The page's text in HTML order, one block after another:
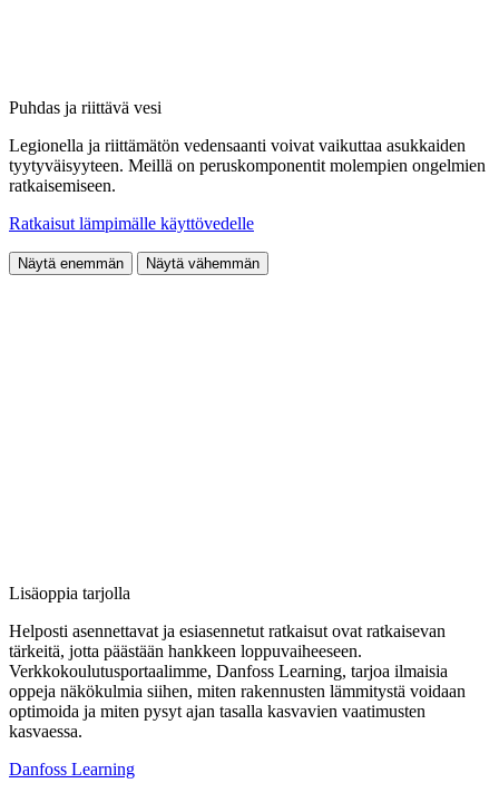
Puhdas ja riittävä vesi
Legionella ja riittämätön vedensaanti voivat vaikuttaa asukkaiden
tyytyväisyyteen. Meillä on peruskomponentit molempien ongelmien
ratkaisemiseen.
Ratkaisut lämpimälle käyttövedelle
Näytä enemmän Näytä vähemmän
Lisäoppia tarjolla
Helposti asennettavat ja esiasennetut ratkaisut ovat ratkaisevan
tärkeitä, jotta päästään hankkeen loppuvaiheeseen.
Verkkokoulutusportaalimme, Danfoss Learning, tarjoa ilmaisia
oppeja näkökulmia siihen, miten rakennusten lämmitystä voidaan
optimoida ja miten pysyt ajan tasalla kasvavien vaatimusten
kasvaessa.
Danfoss Learning